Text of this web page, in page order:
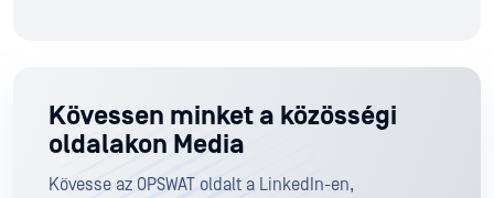
Kövessen minket a közösségi
oldalakon Media
Kövesse az OPSWAT oldalt a LinkedIn-en,